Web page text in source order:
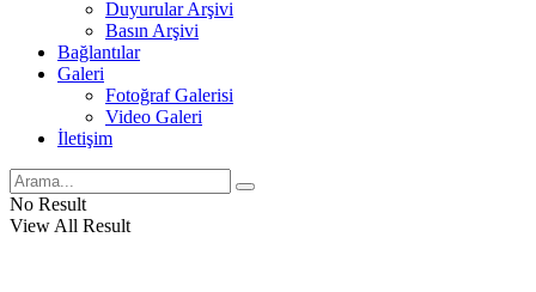
Duyurular Arşivi
Basın Arşivi
Bağlantılar
Galeri
Fotoğraf Galerisi
Video Galeri
İletişim
No Result
View All Result